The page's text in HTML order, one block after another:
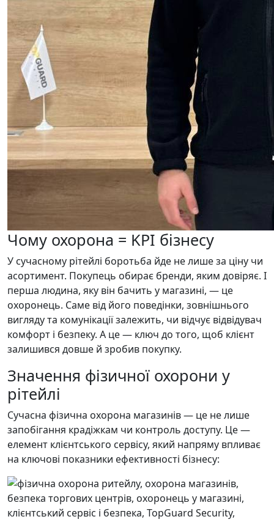
Чому охорона = KPI бізнесу
У сучасному рітейлі боротьба йде не лише за ціну чи
асортимент. Покупець обирає бренди, яким довіряє. І
перша людина, яку він бачить у магазині, — це
охоронець. Саме від його поведінки, зовнішнього
вигляду та комунікації залежить, чи відчує відвідувач
комфорт і безпеку. А це — ключ до того, щоб клієнт
залишився довше й зробив покупку.
Значення фізичної охорони у
рітейлі
Сучасна фізична охорона магазинів — це не лише
запобігання крадіжкам чи контроль доступу. Це —
елемент клієнтського сервісу, який напряму впливає
на ключові показники ефективності бізнесу: